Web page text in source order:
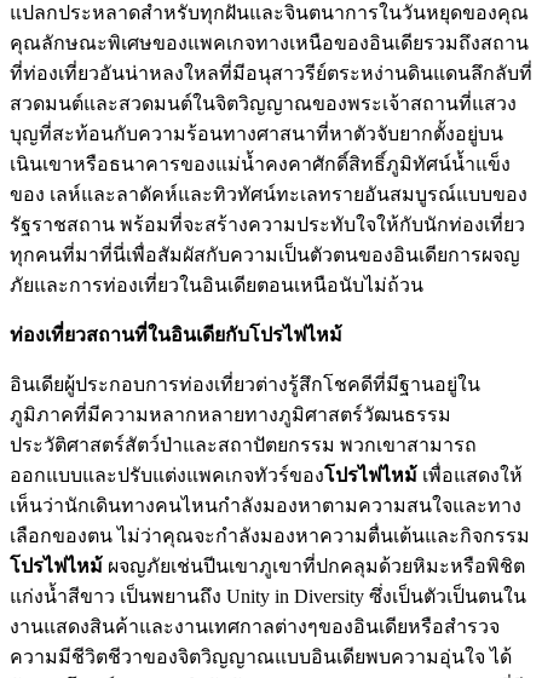
แปลกประหลาดสำหรับทุกฝันและจินตนาการในวันหยุดของคุณ
คุณลักษณะพิเศษของแพคเกจทางเหนือของอินเดียรวมถึงสถาน
ที่ท่องเที่ยวอันน่าหลงใหลที่มีอนุสาวรีย์ตระหง่านดินแดนลึกลับที่
สวดมนต์และสวดมนต์ในจิตวิญญาณของพระเจ้าสถานที่แสวง
บุญที่สะท้อนกับความร้อนทางศาสนาที่หาตัวจับยากตั้งอยู่บน
เนินเขาหรือธนาคารของแม่น้ำคงคาศักดิ์สิทธิ์ภูมิทัศน์น้ำแข็ง
ของ เลห์และลาดัคห์และทิวทัศน์ทะเลทรายอันสมบูรณ์แบบของ
รัฐราชสถาน พร้อมที่จะสร้างความประทับใจให้กับนักท่องเที่ยว
ทุกคนที่มาที่นี่เพื่อสัมผัสกับความเป็นตัวตนของอินเดียการผจญ
ภัยและการท่องเที่ยวในอินเดียตอนเหนือนับไม่ถ้วน
ท่องเที่ยวสถานที่ในอินเดียกับโปรไฟไหม้
อินเดียผู้ประกอบการท่องเที่ยวต่างรู้สึกโชคดีที่มีฐานอยู่ใน
ภูมิภาคที่มีความหลากหลายทางภูมิศาสตร์วัฒนธรรม
ประวัติศาสตร์สัตว์ป่าและสถาปัตยกรรม พวกเขาสามารถ
ออกแบบและปรับแต่งแพคเกจทัวร์ของโปรไฟไหม้ เพื่อแสดงให้
เห็นว่านักเดินทางคนไหนกำลังมองหาตามความสนใจและทาง
เลือกของตน ไม่ว่าคุณจะกำลังมองหาความตื่นเต้นและกิจกรรม
โปรไฟไหม้ ผจญภัยเช่นปีนเขาภูเขาที่ปกคลุมด้วยหิมะหรือพิชิต
แก่งน้ำสีขาว เป็นพยานถึง Unity in Diversity ซึ่งเป็นตัวเป็นตนใน
งานแสดงสินค้าและงานเทศกาลต่างๆของอินเดียหรือสำรวจ
ความมีชีวิตชีวาของจิตวิญญาณแบบอินเดียพบความอุ่นใจ ได้